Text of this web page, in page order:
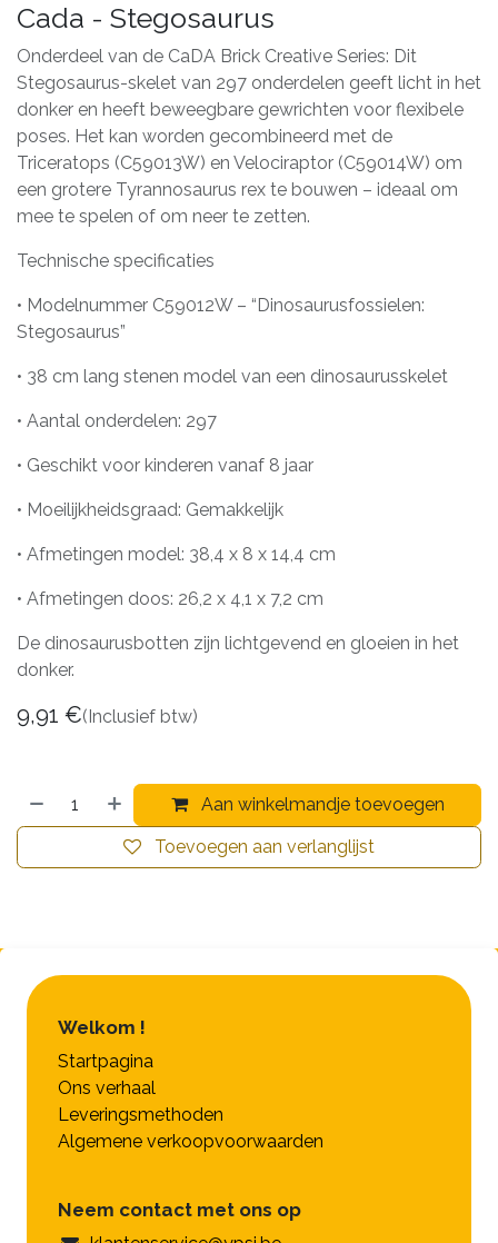
Cada - Stegosaurus
Onderdeel van de CaDA Brick Creative Series: Dit
Stegosaurus-skelet van 297 onderdelen geeft licht in het
donker en heeft beweegbare gewrichten voor flexibele
poses. Het kan worden gecombineerd met de
Triceratops (C59013W) en Velociraptor (C59014W) om
een ​​grotere Tyrannosaurus rex te bouwen – ideaal om
mee te spelen of om neer te zetten.
Technische specificaties
• Modelnummer C59012W – “Dinosaurusfossielen:
Stegosaurus”
• 38 cm lang stenen model van een dinosaurusskelet
• Aantal onderdelen: 297
• Geschikt voor kinderen vanaf 8 jaar
• Moeilijkheidsgraad: Gemakkelijk
• Afmetingen model: 38,4 x 8 x 14,4 cm
• Afmetingen doos: 26,2 x 4,1 x 7,2 cm
De dinosaurusbotten zijn lichtgevend en gloeien in het
donker.
9,91 €(Inclusief btw)
Aan winkelmandje toevoegen
Toevoegen aan verlanglijst
Welkom !
Startpagina
Ons verhaal
Leveringsmethoden
Algemene verkoopvoorwaarden
Neem contact met ons op